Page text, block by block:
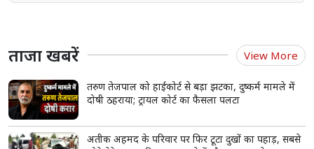
₹2.18 लाख करोड़ से अधिक ऋण स्वीकृत
Shorts see more